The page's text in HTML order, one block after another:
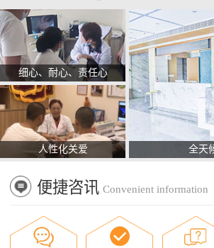
细心、耐心、责任心
人性化关爱 全天
便捷咨讯 Convenient information